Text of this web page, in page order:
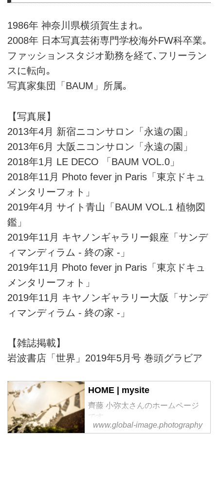
1986年 神奈川県横須賀生まれ｡
2008年 日本写真芸術専門学校海外FW科卒業｡
ファッションスタジオ勤務を経て､フリーラン
スに転向｡
写真家集団「BAUM」所属｡
【写真展】
2013年4月 新宿ニコンサロン「永遠の園」
2013年6月 大阪ニコンサロン「永遠の園」
2018年1月 LE DECO 「BAUM VOL.0」
2018年11月 Photo fever jn Paris「東京ドキュ
メンタリーフォト」
2019年4月 サイト青山「BAUM VOL.1 植物図
鑑」
2019年11月 キヤノンギャラリー銀座「サンデ
ィマンディラム ‐ 終の家 ‐」
2019年11月 Photo fever jn Paris「東京ドキュ
メンタリーフォト」
2019年11月 キヤノンギャラリー大阪「サンデ
ィマンディラム ‐ 終の家 ‐」
【雑誌掲載】
岩波書店「世界」2019年5月号 巻頭グラビア
HOME | mysite
齊藤 小弥太さんのホームページ
です｡
www.global-image.photography